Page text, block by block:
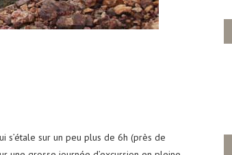
s’étale sur un peu plus de 6h (près de